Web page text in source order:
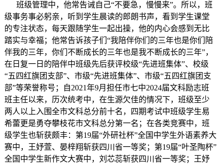
班级管理中，他常告诫自己“不要急，慢慢来”。所以，班
级事务事必躬亲，听到学生晨读的郎朗书声，看到学生课堂
的专注状态，每天跟随学生一起出操，他的内心会感到无比
踏实与幸福；他常告诉孩子们“我陪伴你们的三年也是你们陪
伴我的三年，你们不断成长的三年也是我不断成长的三年”，
在日复一日的陪伴中班级先后获评校级“先进班集体”、校级
“五四红旗团支部”、市级“先进班集体”、市级“五四红旗团支
部”等荣誉称号；自2021年9月担任市七中2024届文科励志班
班主任以来，历次统考中，在生源欠佳的情况下，班级至少
两人以上入围全市文科总分前十名，四期考试中班级学生易
希蕾更是勇夺攀枝花市文科总分第一名；在各类竞赛中，班
级学生也斩获颇丰：第19届“外研社杯”全国中学生外语素养大
赛中，王妤萱、晏梓翔斩获四川省一等奖；第19届“叶圣陶杯”
全国中学生新作文大赛中，刘芯蕊斩获四川省一等奖；王妤